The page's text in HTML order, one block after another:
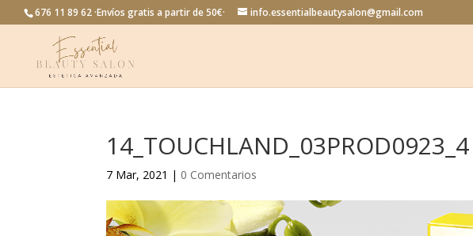
676 11 89 62 ·Envíos gratis a partir de 50€· info.essentialbeautysalon@gmail.com
14_TOUCHLAND_03PROD0923_4
7 Mar, 2021 | 0 Comentarios